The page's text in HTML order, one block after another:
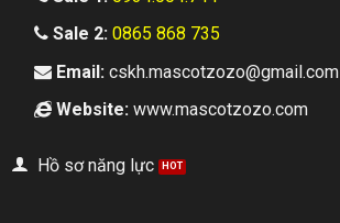
Sale 2: 0865 868 735
Email: cskh.mascotzozo@gmail.com
Website:www.mascotzozo.com
Hồ sơ năng lực